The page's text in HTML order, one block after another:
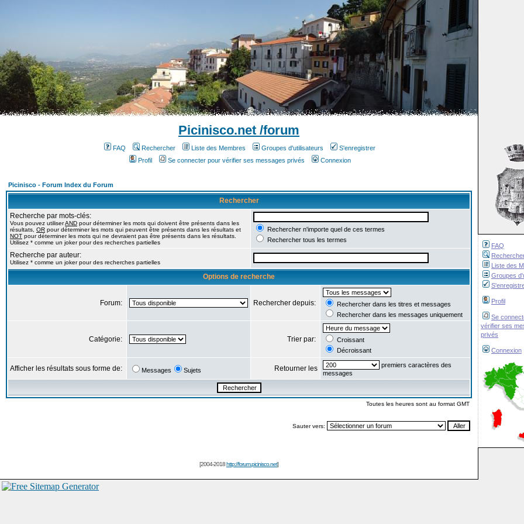
FAQ
Liste des
Groupes
Profil
Se
vérifier ses
privés
Connexion
Picinisco.net /forum
FAQ Rechercher Liste des Membres Groupes d'utilisateurs
S'enregistrer
Profil
Se connecter pour vérifier ses messages privés Connexion
Picinisco - Forum Index du Forum
Rechercher
Recherche par mots-clés:
Vous pouvez utiliserAND pour déterminer les mots qui doivent être présents dans les
résultats, OR pour déterminer les mots qui peuvent être présents dans les résultats et
NOT pour déterminer les mots qui ne devraient pas être présents dans les résultats.
Utilisez * comme un joker pour des recherches partielles
Rechercher n'importe quel de ces termes
Rechercher tous les termes
Recherche par auteur:
Utilisez * comme un joker pour des recherches partielles
Options de recherche
Forum: Rechercher depuis:
Rechercher dans les titres et messages
Rechercher dans les messages uniquement
Catégorie: Trier par:
Croissant
Décroissant
Afficher les résultats sous forme de: Messages Sujets Retourner les
premiers caractères des
messages
Toutes les heures sont au format GMT
Sauter vers:
[2004-2018http://forum.picinisco.net]